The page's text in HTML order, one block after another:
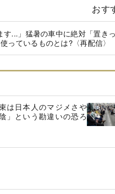
おす
す...」猛暑の車中に絶対「置き
っているものとは?〈再配信〉
は日本人のマジメさや
」という勘違いの恐ろ